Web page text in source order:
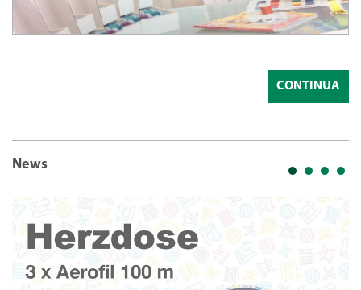
CONTINUA
News